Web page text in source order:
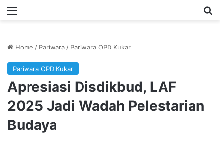
Menu
Home / Pariwara / Pariwara OPD Kukar
Pariwara OPD Kukar
Apresiasi Disdikbud, LAF
2025 Jadi Wadah Pelestarian
Budaya